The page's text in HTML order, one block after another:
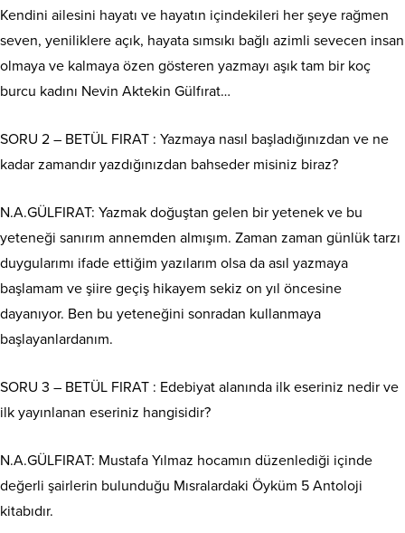
Kendini ailesini hayatı ve hayatın içindekileri her şeye rağmen
seven, yeniliklere açık, hayata sımsıkı bağlı azimli sevecen insan
olmaya ve kalmaya özen gösteren yazmayı aşık tam bir koç
burcu kadını Nevin Aktekin Gülfırat…
SORU 2 – BETÜL FIRAT : Yazmaya nasıl başladığınızdan ve ne
kadar zamandır yazdığınızdan bahseder misiniz biraz?
N.A.GÜLFIRAT: Yazmak doğuştan gelen bir yetenek ve bu
yeteneği sanırım annemden almışım. Zaman zaman günlük tarzı
duygularımı ifade ettiğim yazılarım olsa da asıl yazmaya
başlamam ve şiire geçiş hikayem sekiz on yıl öncesine
dayanıyor. Ben bu yeteneğini sonradan kullanmaya
başlayanlardanım.
SORU 3 – BETÜL FIRAT : Edebiyat alanında ilk eseriniz nedir ve
ilk yayınlanan eseriniz hangisidir?
N.A.GÜLFIRAT: Mustafa Yılmaz hocamın düzenlediği içinde
değerli şairlerin bulunduğu Mısralardaki Öyküm 5 Antoloji
kitabıdır.